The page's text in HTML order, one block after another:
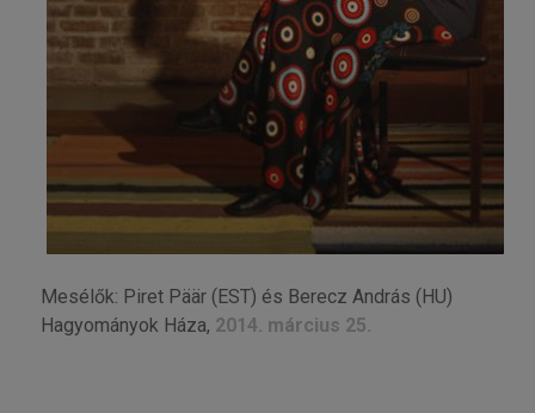
Mesélők: Piret Päär (EST) és Berecz András (HU)
Hagyományok Háza, 2014. március 25.